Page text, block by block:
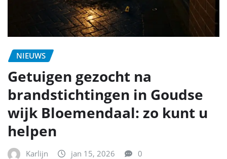
NIEUWS
Getuigen gezocht na
brandstichtingen in Goudse
wijk Bloemendaal: zo kunt u
helpen
Karlijn jan 15, 2026 0